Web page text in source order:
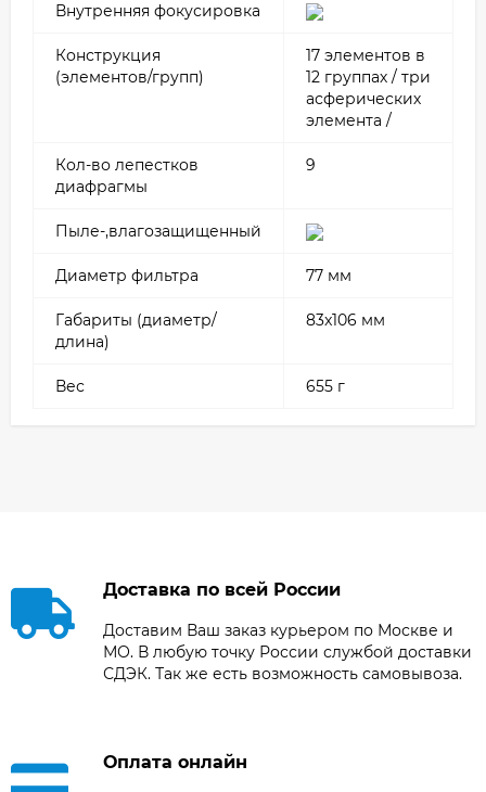
Внутренняя фокусировка
Конструкция
(элементов/групп)
17 элементов в
12 группах / три
асферических
элемента /
Кол-во лепестков
диафрагмы
9
Пыле-,влагозащищенный
Диаметр фильтра 77 мм
Габариты (диаметр/
длина)
83x106 мм
Вес 655 г
Доставка по всей России
Доставим Ваш заказ курьером по Москве и
МО. В любую точку России службой доставки
СДЭК. Так же есть возможность самовывоза.
Оплата онлайн